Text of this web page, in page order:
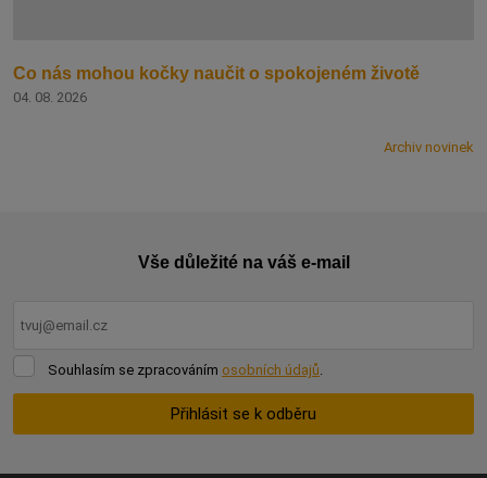
Co nás mohou kočky naučit o spokojeném životě
04. 08. 2026
Archiv novinek
Vše důležité na váš e-mail
Souhlasím
Souhlasím se zpracováním osobních údajů.
Přihlásit se k odběru